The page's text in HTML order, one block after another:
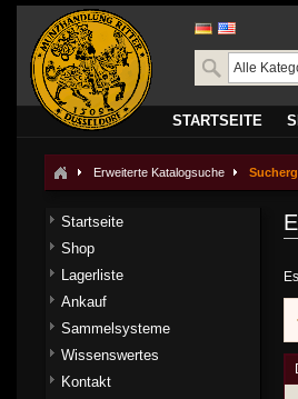
STARTSEITE
Erweiterte Katalogsuche
Startseite
Shop
Lagerliste
Ankauf
Sammelsysteme
Wissenswertes
Kontakt